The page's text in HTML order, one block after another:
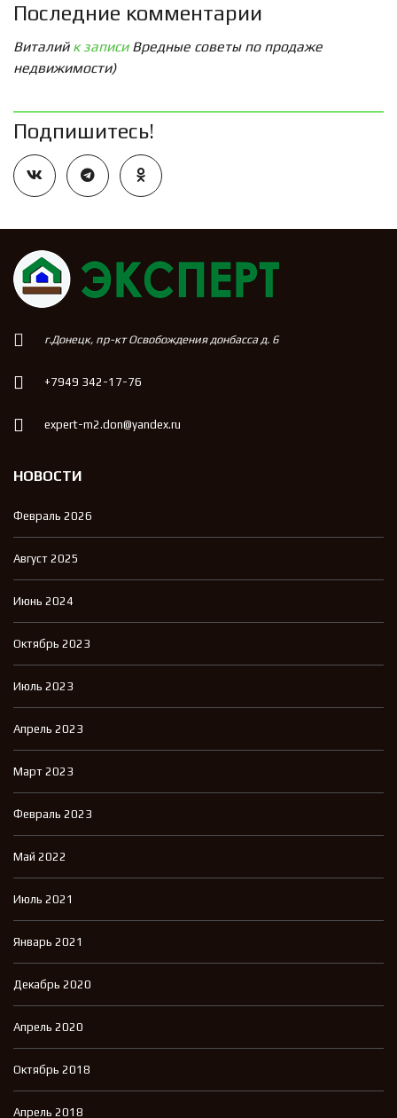
Последние комментарии
Виталийк записи Вредные советы по продаже
недвижимости)
Подпишитесь!
г.Донецк, пр-кт Освобождения донбасса д. 6
+7949 342-17-76
expert-m2.don@yandex.ru
НОВОСТИ
Февраль 2026
Август 2025
Июнь 2024
Октябрь 2023
Июль 2023
Апрель 2023
Март 2023
Февраль 2023
Май 2022
Июль 2021
Январь 2021
Декабрь 2020
Апрель 2020
Октябрь 2018
Апрель 2018